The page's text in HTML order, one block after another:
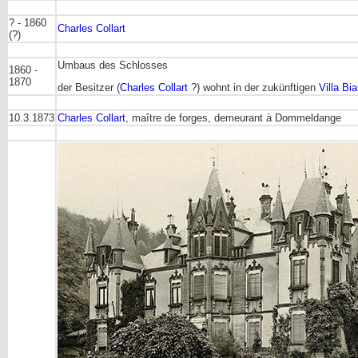
? - 1860
(?)
Charles Collart
1860 -
1870
Umbaus des Schlosses
der Besitzer (Charles Collart ?) wohnt in der zukünftigen Villa
10.3.1873 Charles Collart, maître de forges, demeurant à Dommeldange